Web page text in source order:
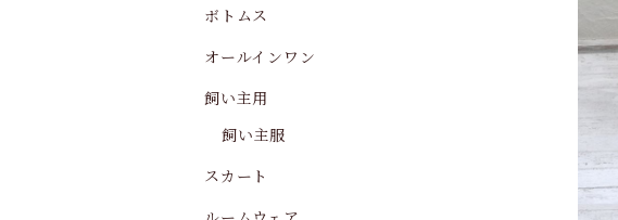
ボトムス
オールインワン
飼い主用
飼い主服
スカート